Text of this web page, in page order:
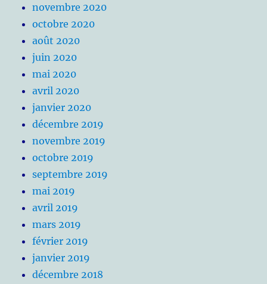
novembre 2020
octobre 2020
août 2020
juin 2020
mai 2020
avril 2020
janvier 2020
décembre 2019
novembre 2019
octobre 2019
septembre 2019
mai 2019
avril 2019
mars 2019
février 2019
janvier 2019
décembre 2018